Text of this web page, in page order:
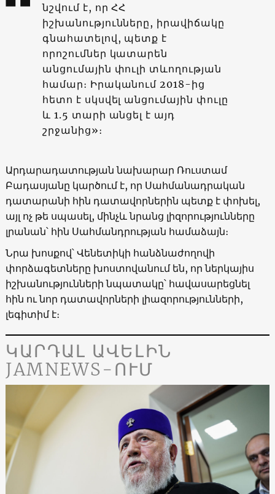
նշվում է, որ ՀՀ
իշխանությունները, իրավիճակը
գնահատելով, պետք է
որոշումներ կատարեն
անցումային փուլի տևողության
համար։ Իրականում 2018-ից
հետո է սկսվել անցումային փուլը
և 1.5 տարի անցել է այդ
շրջանից»։
Արդարադատության նախարար Ռուստամ
Բադասյանը կարծում է, որ Սահմանադրական
դատարանի հին դատավորներին պետք է փոխել,
այլ ոչ թե սպասել, մինչև նրանց լիզորությունները
լրանան՝ հին Սահմանդրության համաձայն։
Նրա խոսքով՝ Վենետիկի հանձնաժողովի
փորձագետները խոստովանում են, որ ներկայիս
իշխանությունների նպատակը՝ հավասարեցնել
հին ու նոր դատավորների լիազորությունների,
լեգիտիմ է։
ԿԱՐԴԱԼ ԱՎԵԼԻՆ
JAMNEWS-ՈՒՄ